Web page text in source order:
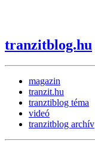
tranzitblog.hu
magazin
tranzit.hu
tranztiblog téma
videó
tranzitblog archív